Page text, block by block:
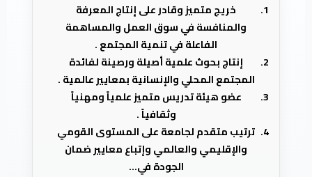
خريج متميز وقادر على إنتاج المعرفة
والمنافسة في سوق العمل والمساهمة
الفاعلة في تنمية المجتمع .
إنتاج بحوث علمية أصيلة ورصينة لفائدة
المجتمع المحلي والإنسانية بمعايير عالمية .
عضو هيئة تدريس متميز علمياً ومهنياً
وثقافياً .
ترتيب متقدم لجامعة على المستوى القومي
والإقليمي والعالمي وإتباع معايير ضمان
الجودة في...